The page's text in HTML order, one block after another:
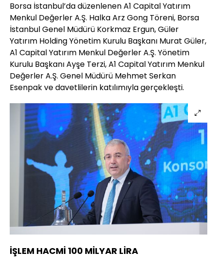
Borsa İstanbul’da düzenlenen A1 Capital Yatırım
Menkul Değerler A.Ş. Halka Arz Gong Töreni, Borsa
İstanbul Genel Müdürü Korkmaz Ergun, Güler
Yatırım Holding Yönetim Kurulu Başkanı Murat Güler,
A1 Capital Yatırım Menkul Değerler A.Ş. Yönetim
Kurulu Başkanı Ayşe Terzi, A1 Capital Yatırım Menkul
Değerler A.Ş. Genel Müdürü Mehmet Serkan
Esenpak ve davetlilerin katılımıyla gerçekleşti.
İŞLEM HACMİ 100 MİLYAR LİRA